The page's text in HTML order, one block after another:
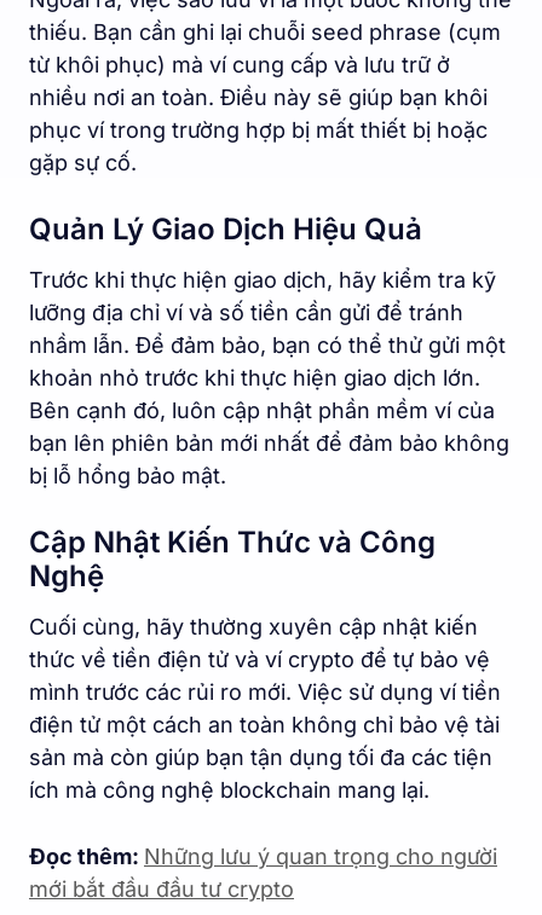
thiếu. Bạn cần ghi lại chuỗi seed phrase (cụm
từ khôi phục) mà ví cung cấp và lưu trữ ở
nhiều nơi an toàn. Điều này sẽ giúp bạn khôi
phục ví trong trường hợp bị mất thiết bị hoặc
gặp sự cố.
Quản Lý Giao Dịch Hiệu Quả
Trước khi thực hiện giao dịch, hãy kiểm tra kỹ
lưỡng địa chỉ ví và số tiền cần gửi để tránh
nhầm lẫn. Để đảm bảo, bạn có thể thử gửi một
khoản nhỏ trước khi thực hiện giao dịch lớn.
Bên cạnh đó, luôn cập nhật phần mềm ví của
bạn lên phiên bản mới nhất để đảm bảo không
bị lỗ hổng bảo mật.
Cập Nhật Kiến Thức và Công
Nghệ
Cuối cùng, hãy thường xuyên cập nhật kiến
thức về tiền điện tử và ví crypto để tự bảo vệ
mình trước các rủi ro mới. Việc sử dụng ví tiền
điện tử một cách an toàn không chỉ bảo vệ tài
sản mà còn giúp bạn tận dụng tối đa các tiện
ích mà công nghệ blockchain mang lại.
Đọc thêm: Những lưu ý quan trọng cho người
mới bắt đầu đầu tư crypto